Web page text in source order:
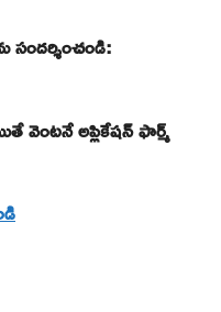
సందర్శించండి:
వెంటనే అప్లికేషన్ ఫార్మ్